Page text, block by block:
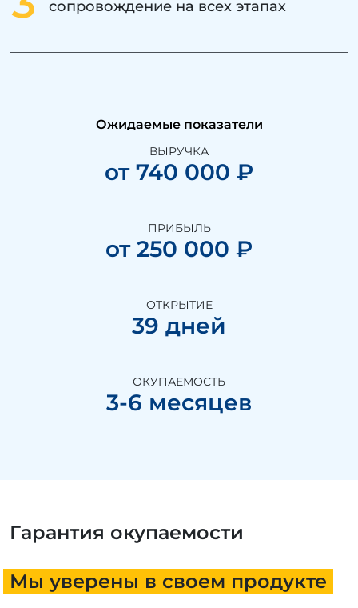
сопровождение на всех этапах
Ожидаемые показатели
ВЫРУЧКА
от 740 000 ₽
ПРИБЫЛЬ
от 250 000 ₽
ОТКРЫТИЕ
39 дней
ОКУПАЕМОСТЬ
3-6 месяцев
Гарантия окупаемости
Мы уверены в своем продукте